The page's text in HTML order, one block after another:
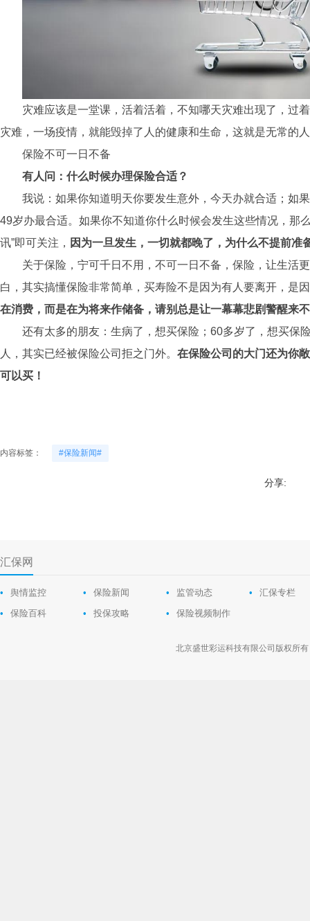
灾难应该是一堂课，活着活着，不知哪天灾难出现了，过
灾难，一场疫情，就能毁掉了人的健康和生命，这就是无常的
保险不可一日不备
有人问：什么时候办理保险合适？
我说：如果你知道明天你要发生意外，今天办就合适；如
49岁办最合适。如果你不知道你什么时候会发生这些情况，那
讯”即可关注， 因为一旦发生，一切就都晚了，为什么不提前准
关于保险，宁可千日不用，不可一日不备，保险，让生活
白，其实搞懂保险非常简单，买寿险不是因为有人要离开，是
在消费，而是在为将来作储备，请别总是让一幕幕悲剧警醒来
还有太多的朋友：生病了，想买保险；60多岁了，想买
人，其实已经被保险公司拒之门外。 在保险公司的大门还为你
可以买！
#保险新闻#
内容标签：
分享:
汇保网
• 舆情监控 • 保险新闻 • 监管动态 •
汇保专栏
•
保险百科 • 投保攻略 • 保险视频制作
北京盛世彩运科技有限公司版权所